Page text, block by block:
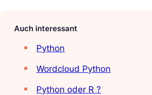
Auch interessant
Python
Wordcloud Python
Python oder R ?